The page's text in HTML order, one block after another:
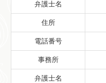
弁護士名
住所
電話番号
事務所
弁護士名